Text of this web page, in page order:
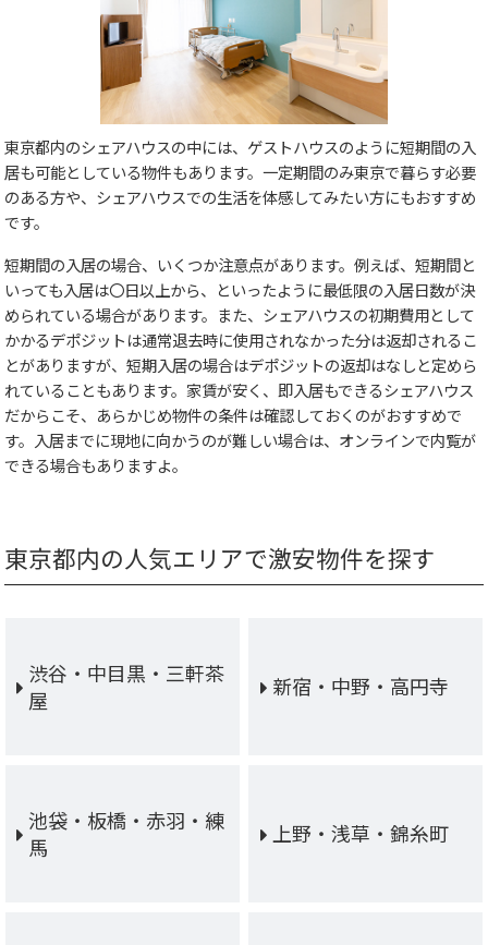
東京都内のシェアハウスの中には、ゲストハウスのように短期間の入
居も可能としている物件もあります。一定期間のみ東京で暮らす必要
のある方や、シェアハウスでの生活を体感してみたい方にもおすすめ
です。
短期間の入居の場合、いくつか注意点があります。例えば、短期間と
いっても入居は〇日以上から、といったように最低限の入居日数が決
められている場合があります。また、シェアハウスの初期費用として
かかるデポジットは通常退去時に使用されなかった分は返却されるこ
とがありますが、短期入居の場合はデポジットの返却はなしと定めら
れていることもあります。家賃が安く、即入居もできるシェアハウス
だからこそ、あらかじめ物件の条件は確認しておくのがおすすめで
す。入居までに現地に向かうのが難しい場合は、オンラインで内覧が
できる場合もありますよ。
東京都内の人気エリアで激安物件を探す
渋谷・中目黒・三軒茶
屋
新宿・中野・高円寺
池袋・板橋・赤羽・練
馬
上野・浅草・錦糸町